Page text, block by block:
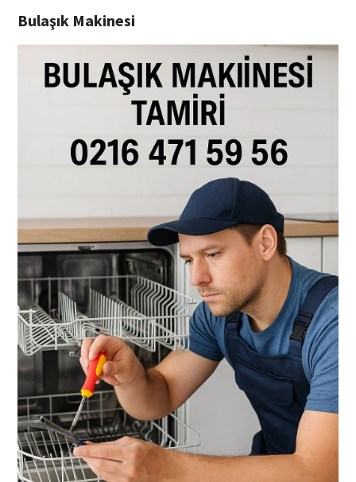
Bulaşık Makinesi